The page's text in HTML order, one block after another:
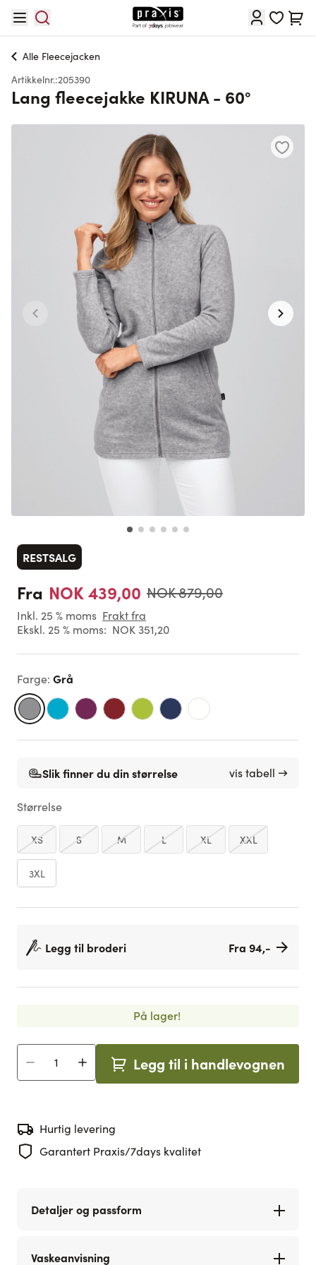
Cart
Alle Fleecejacken
Artikkelnr.:205390
Lang fleecejakke KIRUNA - 60°
RESTSALG
Fra NOK 439,00 NOK 879,00
Inkl. 25 % moms Frakt fra
Ekskl. 25 % moms: NOK 351,20
Farge: Grå
Slik finner du din størrelse vis tabell →
Størrelse
XS S M L XL XXL
3XL
Legg til broderi Fra 94,-
På lager!
Antall Legg til i handlevognen
Hurtig levering
Garantert Praxis/7days kvalitet
Detaljer og passform
Vaskeanvisning